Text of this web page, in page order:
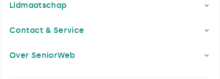
Lidmaatschap
Contact & Service
Over SeniorWeb